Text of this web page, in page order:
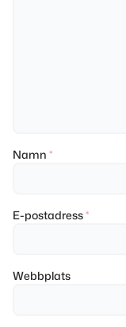
Namn *
E-postadress*
Webbplats